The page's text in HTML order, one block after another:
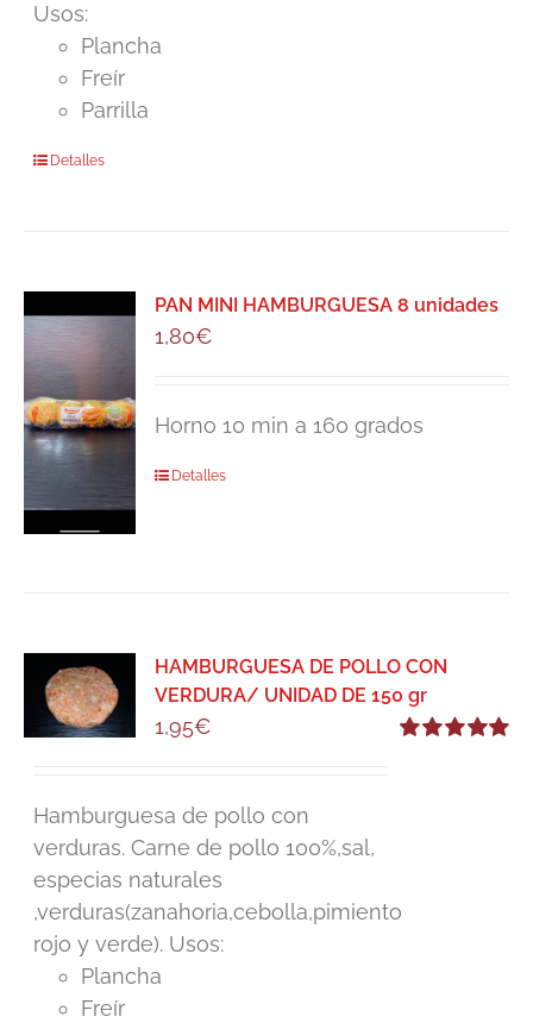
Usos:
Plancha
Freír
Parrilla
Detalles
PAN MINI HAMBURGUESA 8 unidades
1,80€
Horno 10 min a 160 grados
Detalles
HAMBURGUESA DE POLLO CON
VERDURA/ UNIDAD DE 150 gr
1,95€
Hamburguesa de pollo con
verduras. Carne de pollo 100%,sal,
especias naturales
,verduras(zanahoria,cebolla,pimiento
rojo y verde). Usos:
Plancha
Freír